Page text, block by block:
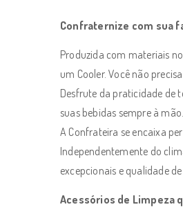
Confraternize com sua
Produzida com materiais
um Cooler. Você não
Desfrute da praticidade de
suas bebidas sempre à
A Confrateira se encaixa
Independentemente do
excepcionais e qualidade
Acessórios de Limpeza